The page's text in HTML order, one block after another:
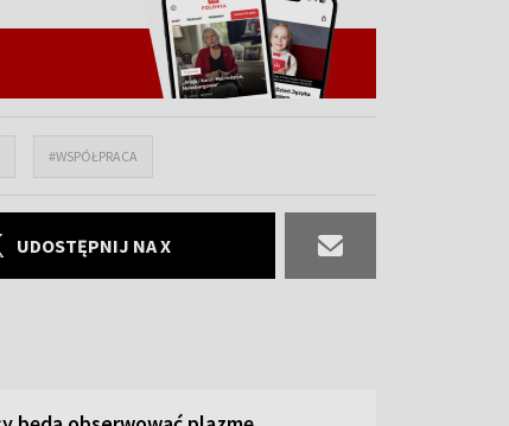
#WSPÓŁPRACA
UDOSTĘPNIJ NA X